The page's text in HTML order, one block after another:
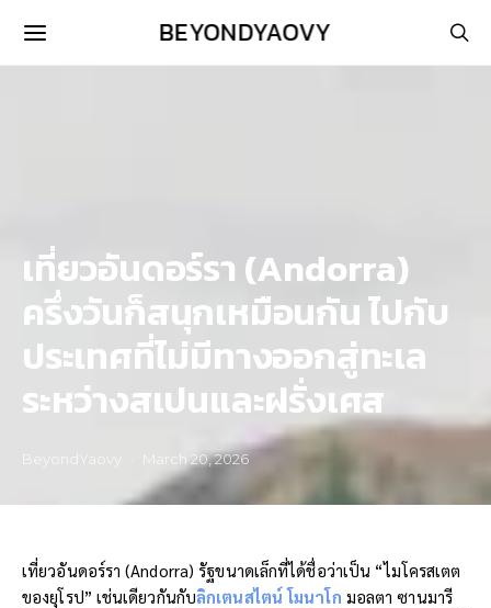
BEYONDYAOVY
เที่ยวอันดอร์รา (Andorra)
ครึ่งวันก็สนุกเหมือนกัน ไปกับ
ประเทศที่ไม่มีทางออกสู่ทะเล
ระหว่างสเปนและฝรั่งเศส
March 20, 2026
เที่ยวอันดอร์รา (Andorra) รัฐขนาดเล็กที่ได้ชื่อว่าเป็น “ไมโครสเตต
ของยุโรป” เช่นเดียวกันกับลิกเตนสไตน์ โมนาโก มอลตา ซานมารี